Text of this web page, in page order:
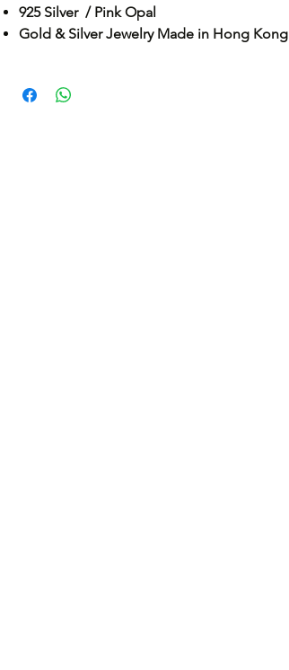
925 Silver / Pink Opal
Gold & Silver Jewelry Made in Hong Kong